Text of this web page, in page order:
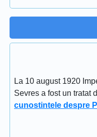
La 10 august 1920
Sevres a fost un tratat
cunostintele despre